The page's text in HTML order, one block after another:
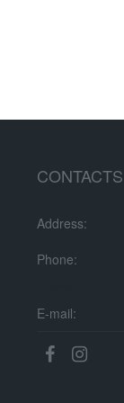
CONTACTS
Address:
Phone:
E-mail: